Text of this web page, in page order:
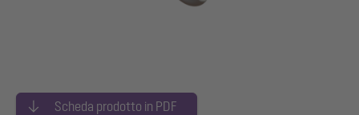
Scheda prodotto in PDF